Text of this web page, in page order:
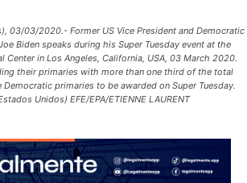
03/03/2020.- Former US Vice President and Democratic
Biden speaks during his Super Tuesday event at the
Center in Los Angeles, California, USA, 03 March 2020.
their primaries with more than one third of the total
primaries to be awarded on Super Tuesday.
Unidos) EFE/EPA/ETIENNE LAURENT